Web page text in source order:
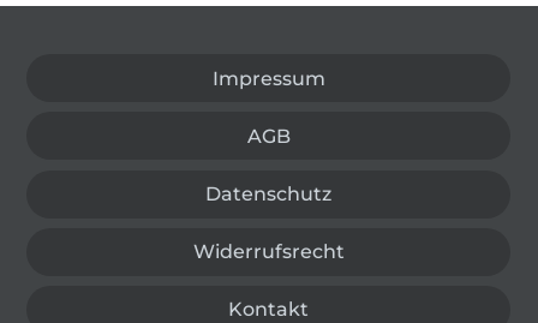
Impressum
AGB
Datenschutz
Widerrufsrecht
Kontakt